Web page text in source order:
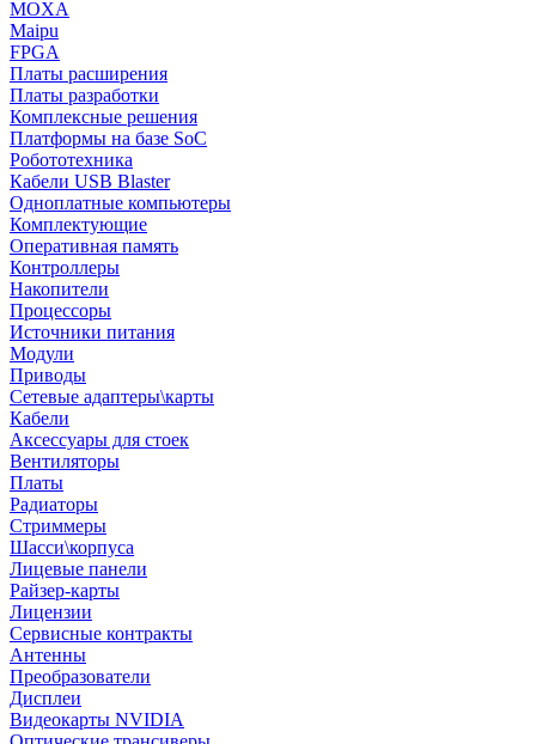
MOXA
Maipu
FPGA
Платы расширения
Платы разработки
Комплексные решения
Платформы на базе SoC
Робототехника
Кабели USB Blaster
Одноплатные компьютеры
Комплектующие
Оперативная память
Контроллеры
Накопители
Процессоры
Источники питания
Модули
Приводы
Сетевые адаптеры\карты
Кабели
Аксессуары для стоек
Вентиляторы
Платы
Радиаторы
Стриммеры
Шасси\корпуса
Лицевые панели
Райзер-карты
Лицензии
Сервисные контракты
Антенны
Преобразователи
Дисплеи
Видеокарты NVIDIA